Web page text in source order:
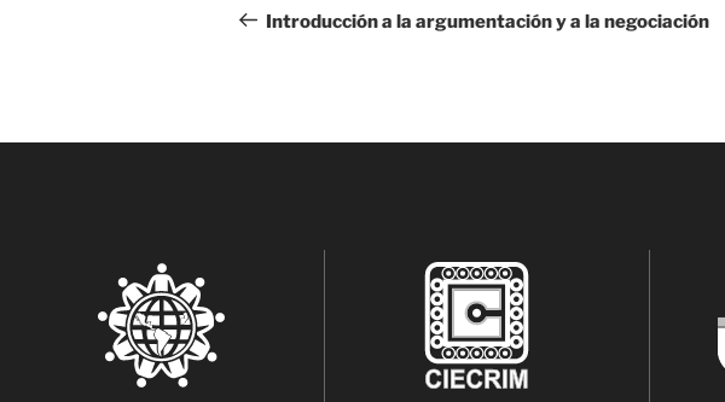
Introducción a la argumentación y a la negociación